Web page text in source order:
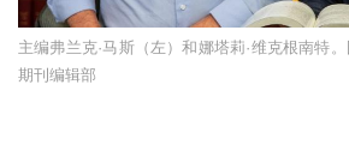
主编弗兰克·马斯（左）和娜塔莉·维克根南特
期刊编辑部